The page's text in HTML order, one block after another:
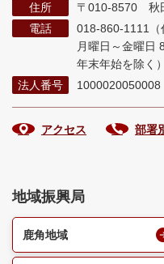
住所
〒010-8570 秋
電話
018-860-1111（
月曜日～金曜日
年末年始を除く）
法人番号
1000020050008
アクセス 部署
地域振興局
鹿角地域